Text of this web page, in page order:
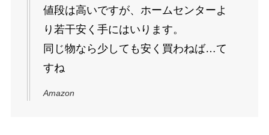
値段は高いですが、ホームセンターよ
り若干安く手にはいります。
同じ物なら少しても安く買わねば…て
すね
Amazon